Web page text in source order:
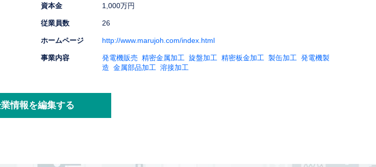
資本金 1,000万円
従業員数 26
ホームページ http://www.marujoh.com/index.html
事業内容 発電機販売 精密金属加工 旋盤加工 精密板金加工 製缶加工 発電機製
造 金属部品加工 溶接加工
情報を編集する